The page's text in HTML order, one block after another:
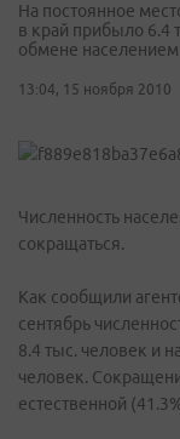
На постоянное
в край прибыло 6.4
обмене населением
13:04, 15 ноября 2010
Численность
сокращаться.
Как сообщили
сентябрь
8.4 тыс. человек и
человек.
естественной